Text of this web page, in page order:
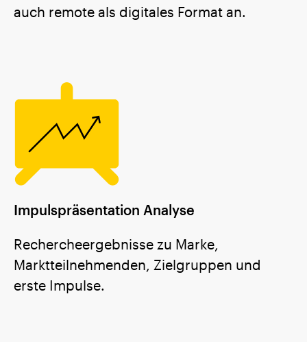
auch remote als digitales Format an.
Impulspräsentation Analyse
Rechercheergebnisse zu Marke,
Marktteilnehmenden, Zielgruppen und
erste Impulse.